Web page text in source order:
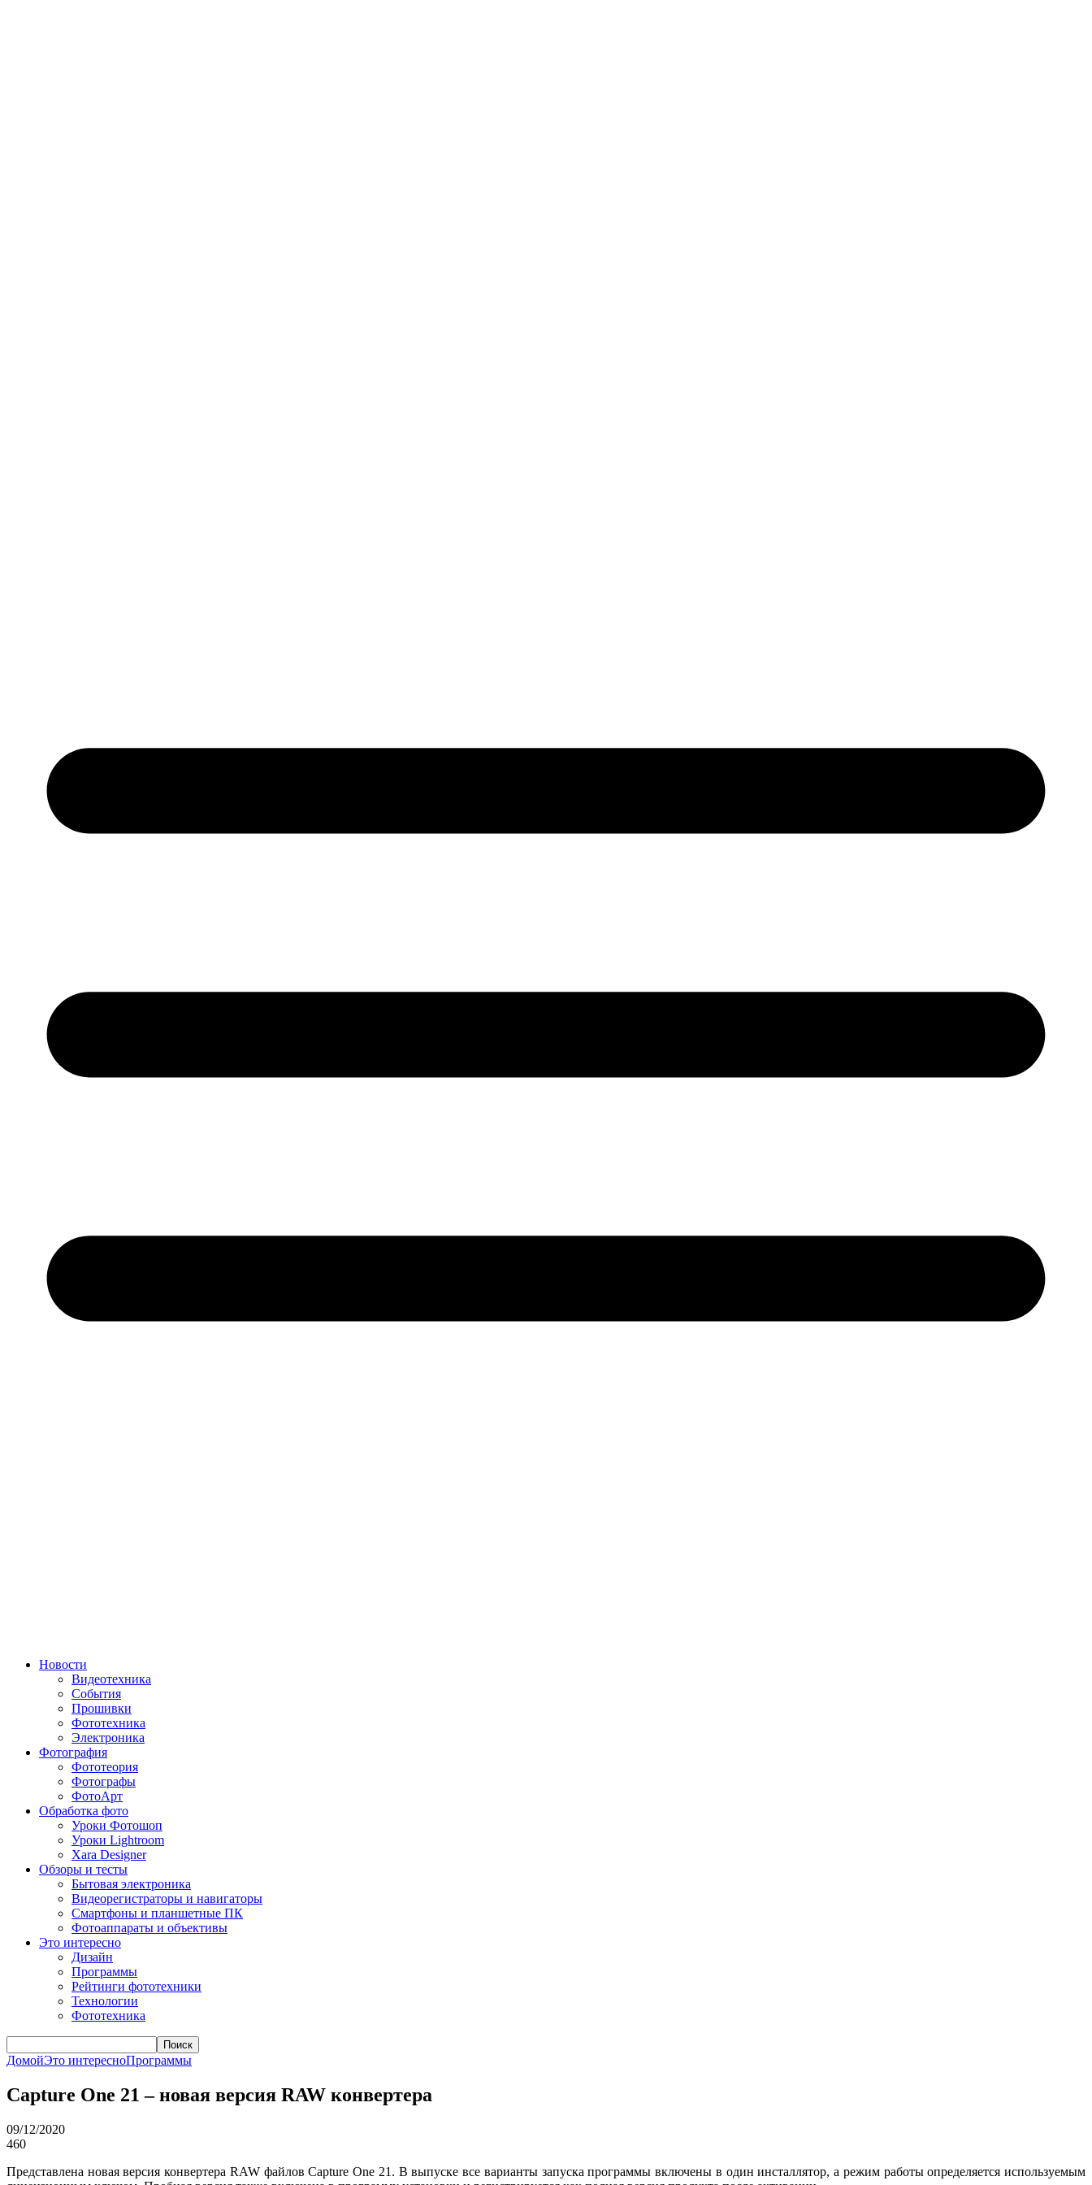
Новости
Видеотехника
События
Прошивки
Фототехника
Электроника
Фотография
Фототеория
Фотографы
ФотоАрт
Обработка фото
Уроки Фотошоп
Уроки Lightroom
Xara Designer
Обзоры и тесты
Бытовая электроника
Видеорегистраторы и навигаторы
Смартфоны и планшетные ПК
Фотоаппараты и объективы
Это интересно
Дизайн
Программы
Рейтинги фототехники
Технологии
Фототехника
Поиск
ДомойЭто интересноПрограммы
Capture One 21 – новая версия RAW конвертера
09/12/2020
460
Представлена новая версия конвертера RAW файлов Capture One 21. В выпуске все варианты запуска программы включены в один инсталлятор, а режим работы определяется используемым